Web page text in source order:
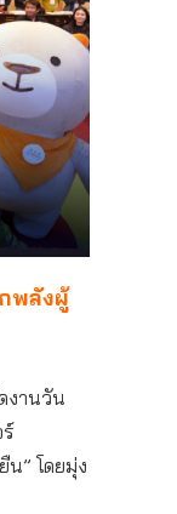
พลังผู้
งานวัน
น” โดยมุ่ง